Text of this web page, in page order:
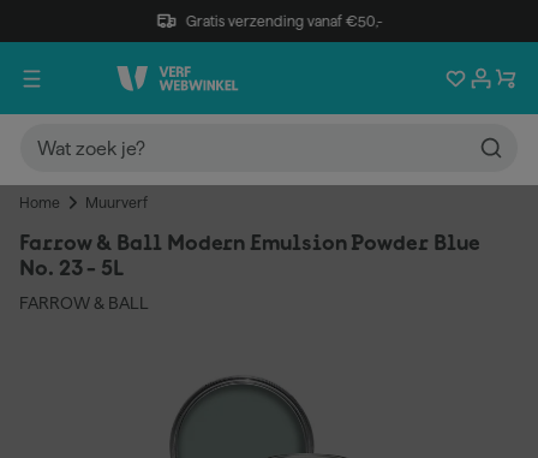
Gratis verzending vanaf €50,-
Home Muurverf
Farrow & Ball Modern Emulsion Powder Blue
No. 23 - 5L
FARROW & BALL